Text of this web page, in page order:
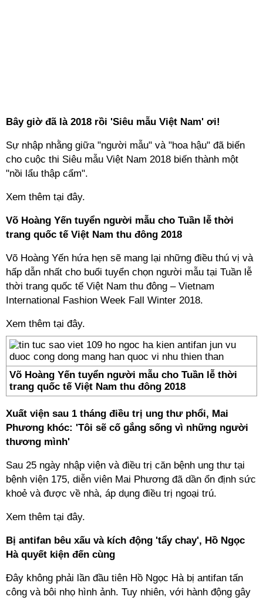
Bây giờ đã là 2018 rồi 'Siêu mẫu Việt Nam' ơi!
Sự nhập nhằng giữa "người mẫu" và "hoa hậu" đã biến
cho cuộc thi Siêu mẫu Việt Nam 2018 biến thành một
"nồi lẩu thập cẩm".
Xem thêm tại đây.
Võ Hoàng Yến tuyển người mẫu cho Tuần lễ thời
trang quốc tế Việt Nam thu đông 2018
Võ Hoàng Yến hứa hẹn sẽ mang lại những điều thú vị và
hấp dẫn nhất cho buổi tuyển chọn người mẫu tại Tuần lễ
thời trang quốc tế Việt Nam thu đông – Vietnam
International Fashion Week Fall Winter 2018.
Xem thêm tại đây.
Võ Hoàng Yến tuyển người mẫu cho Tuần lễ thời
trang quốc tế Việt Nam thu đông 2018
Xuất viện sau 1 tháng điều trị ung thư phổi, Mai
Phương khóc: 'Tôi sẽ cố gắng sống vì những người
thương mình'
Sau 25 ngày nhập viện và điều trị căn bệnh ung thư tại
bệnh viện 175, diễn viên Mai Phương đã dần ổn định sức
khoẻ và được về nhà, áp dụng điều trị ngoại trú.
Xem thêm tại đây.
Bị antifan bêu xấu và kích động 'tẩy chay', Hồ Ngọc
Hà quyết kiện đến cùng
Đây không phải lần đầu tiên Hồ Ngọc Hà bị antifan tấn
công và bôi nhọ hình ảnh. Tuy nhiên, với hành động gây